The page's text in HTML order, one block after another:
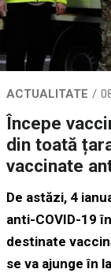
ACTUALITATE
Începe
din toată
vaccinate
De astăzi, 4
anti-COVID-19
destinate
se va ajunge în